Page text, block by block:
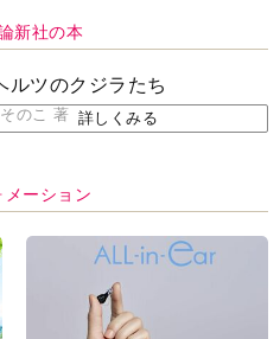
新社の本
ルツのクジラたち
のこ 著 詳しくみる
メーション